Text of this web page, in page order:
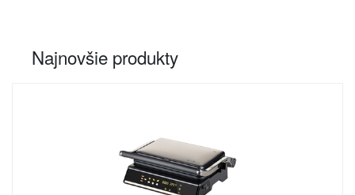
Najnovšie produkty